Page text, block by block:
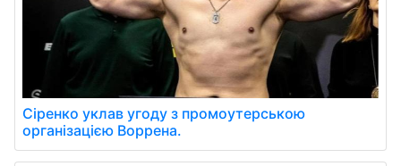
Сіренко уклав угоду з промоутерською
організацією Воррена.